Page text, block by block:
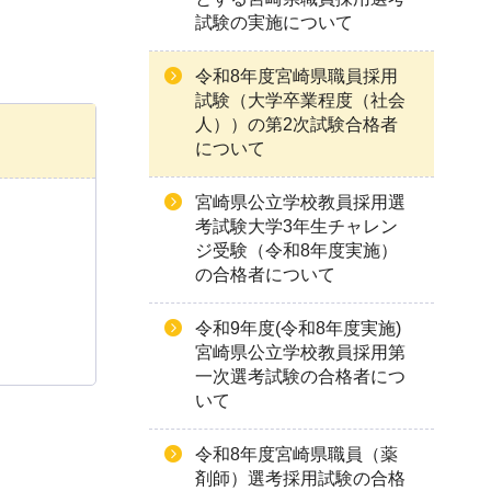
試験の実施について
令和8年度宮崎県職員採用
試験（大学卒業程度（社会
人））の第2次試験合格者
について
宮崎県公立学校教員採用選
考試験大学3年生チャレン
ジ受験（令和8年度実施）
の合格者について
令和9年度(令和8年度実施)
宮崎県公立学校教員採用第
一次選考試験の合格者につ
いて
令和8年度宮崎県職員（薬
剤師）選考採用試験の合格